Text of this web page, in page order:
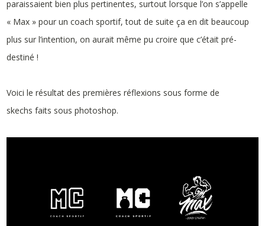
paraissaient bien plus pertinentes, surtout lorsque l’on s’appelle
« Max » pour un coach sportif, tout de suite ça en dit beaucoup
plus sur l’intention, on aurait même pu croire que c’était pré-
destiné !
Voici le résultat des premières réflexions sous forme de
skechs faits sous photoshop.